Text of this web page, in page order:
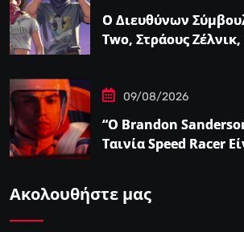
Ο Διευθύνων
Two, Στράους
09/08/2026
“Ο Brandon
Ταινία Speed Racer
Ακολουθήστε μας